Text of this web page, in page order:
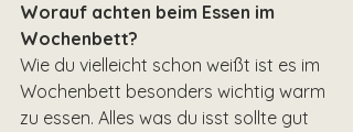
Worauf achten beim Essen im
Wochenbett?
Wie du vielleicht schon weißt ist es im
Wochenbett besonders wichtig warm
zu essen. Alles was du isst sollte gut